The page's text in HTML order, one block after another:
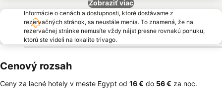
Zobraziť viac
Informácie o cenách a dostupnosti, ktoré dostávame z
rezervačných stránok, sa neustále menia. To znamená, že na
rezervačnej stránke nemusíte vždy nájsť presne rovnakú ponuku,
ktorú ste videli na lokalite trivago.
Cenový rozsah
Ceny za lacné hotely v meste Egypt od ‎16 € do ‎56 € za noc.